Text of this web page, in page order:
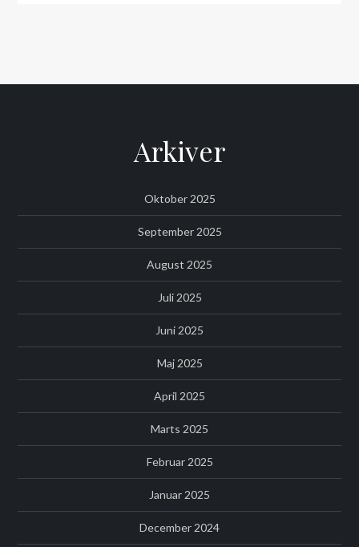
Arkiver
Oktober 2025
September 2025
August 2025
Juli 2025
Juni 2025
Maj 2025
April 2025
Marts 2025
Februar 2025
Januar 2025
December 2024